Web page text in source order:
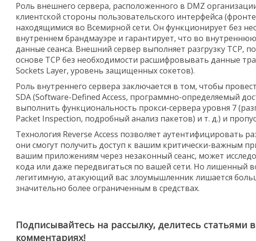
Роль внешнего сервера, расположенного в DMZ
клиентской стороны пользовательского интерфейса
находящимися во Всемирной сети. Он функционирует без
внутреннем брандмауэре и гарантирует, что во
данные сеанса. Внешний сервер выполняет разгрузку
основе TCP без необходимости расшифровывать данные
Sockets Layer, уровень защищенных cокетов).
Роль внутреннего сервера заключается в том, чтобы
SDA (Software-Defined Access, программно-определяемый
выполнить функциональность прокси-сервера уровня 7
Packet Inspection, подробный анализ пакетов) и т. д.) и
Технология Reverse Access позволяет аутентифицировать
они смогут получить доступ к вашим критически-важным
вашим приложениям через незаконный сеанс, может
кода или даже передвигаться по вашей сети. Но лишенный
легитимную, атакующий вас злоумышленник лишается
значительно более ограниченным в средствах.
Подписывайтесь на рассылку, делитесь статьями
комментариях!